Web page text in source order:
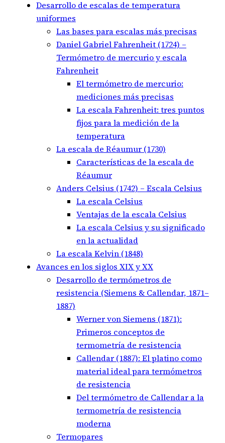
Desarrollo de escalas de temperatura
uniformes
Las bases para escalas más precisas
Daniel Gabriel Fahrenheit (1724) –
Termómetro de mercurio y escala
Fahrenheit
El termómetro de mercurio:
mediciones más precisas
La escala Fahrenheit: tres puntos
fijos para la medición de la
temperatura
La escala de Réaumur (1730)
Características de la escala de
Réaumur
Anders Celsius (1742) – Escala Celsius
La escala Celsius
Ventajas de la escala Celsius
La escala Celsius y su significado
en la actualidad
La escala Kelvin (1848)
Avances en los siglos XIX y XX
Desarrollo de termómetros de
resistencia (Siemens & Callendar, 1871–
1887)
Werner von Siemens (1871):
Primeros conceptos de
termometría de resistencia
Callendar (1887): El platino como
material ideal para termómetros
de resistencia
Del termómetro de Callendar a la
termometría de resistencia
moderna
Termopares